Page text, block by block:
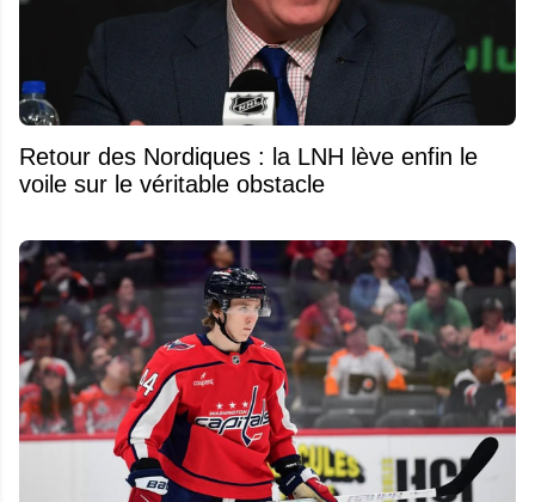
Retour des Nordiques : la LNH lève enfin le
voile sur le véritable obstacle